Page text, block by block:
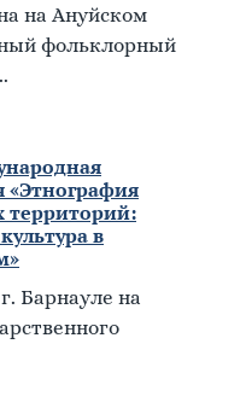
на Ануйском
фольклорный
«Этнография
территорий:
в
Барнауле на